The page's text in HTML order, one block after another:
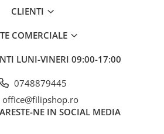
CLIENTI
COMERCIALE
LUNI-VINERI 09:00-17:00
0748879445
office@filipshop.ro
NE IN SOCIAL MEDIA